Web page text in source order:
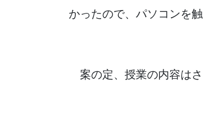
かったので、パソコンを
案の定、授業の内容は